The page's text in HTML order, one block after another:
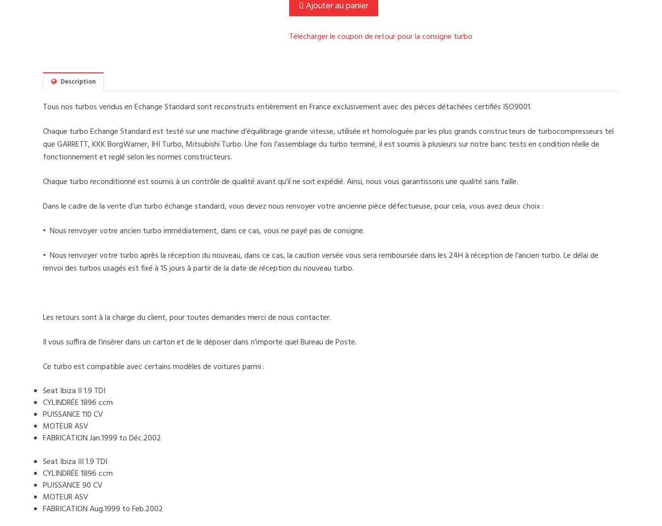
Ajouter au panier
Télécharger le coupon de retour pour la consigne turbo
Description
Tous nos turbos vendus en Echange Standard sont reconstruits entièrement en France exclusivement avec des pièces détachées certifiés ISO9001.
Chaque turbo Echange Standard est testé sur une machine d’équilibrage grande vitesse, utilisée et homologuée par les plus grands constructeurs de turbocompresseurs tel
que GARRETT, KKK BorgWarner, IHI Turbo, Mitsubishi Turbo. Une fois l’assemblage du turbo terminé, il est soumis à plusieurs sur notre banc tests en condition réelle de
fonctionnement et reglé selon les normes constructeurs.
Chaque turbo reconditionné est soumis à un contrôle de qualité avant qu’il ne soit expédié. Ainsi, nous vous garantissons une qualité sans faille.
Dans le cadre de la vente d’un turbo échange standard, vous devez nous renvoyer votre ancienne pièce défectueuse, pour cela, vous avez deux choix :
• Nous renvoyer votre ancien turbo immédiatement, dans ce cas, vous ne payé pas de consigne.
• Nous renvoyer votre turbo après la réception du nouveau, dans ce cas, la caution versée vous sera remboursée dans les 24H à réception de l’ancien turbo. Le délai de
renvoi des turbos usagés est fixé à 15 jours à partir de la date de réception du nouveau turbo.
Les retours sont à la charge du client, pour toutes demandes merci de nous contacter.
Il vous suffira de l’insérer dans un carton et de le déposer dans n’importe quel Bureau de Poste.
Ce turbo est compatible avec certains modèles de voitures parmi :
Seat Ibiza II 1.9 TDI
CYLINDRÉE 1896 ccm
PUISSANCE 110 CV
MOTEUR ASV
FABRICATION Jan.1999 to Déc.2002
Seat Ibiza III 1.9 TDI
CYLINDRÉE 1896 ccm
PUISSANCE 90 CV
MOTEUR ASV
FABRICATION Aug.1999 to Feb.2002